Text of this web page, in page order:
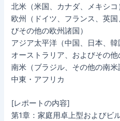
北米（米国、カナダ、メキシコ
欧州（ドイツ、フランス、英
びその他の欧州諸国）
アジア太平洋（中国、日本、韓
オーストラリア、およびその他
南米（ブラジル、その他の南米
中東・アフリカ
[レポートの内容]
第1章：家庭用卓上型およびビ